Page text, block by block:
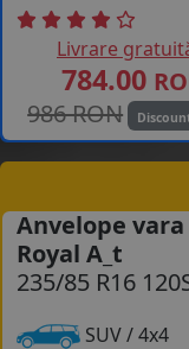
Livrare
784.00
986 RON
Anvelope vara
Royal A_t
235/85 R16
SUV / 4x4